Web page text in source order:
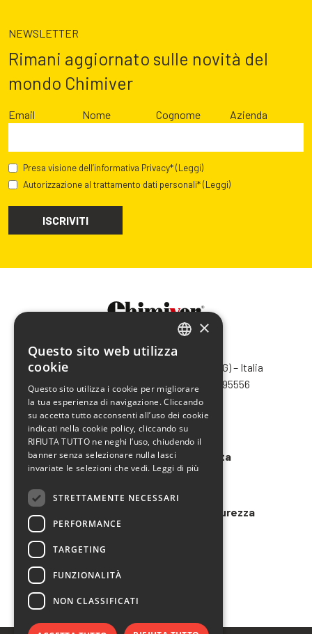
NEWSLETTER
Rimani aggiornato sulle novità del
mondo Chimiver
Email Nome Cognome Azienda
Presa visione dell’informativa Privacy*(Leggi)
Autorizzazione al trattamento dati personali*(Leggi)
CHIMIVER PANSERI S.p.A.
Via Bergamo, 1401 – 24030 Pontida (BG) – Italia
Tel.
+39 035 795031
– Fax +39 035 795556
info@chimiver.com
Faq
Condizioni generali di vendita
Modello 231 e Organigramma Sicurezza
FRENCH
SPANISH
×
Questo sito web utilizza
cookie
Questo sito utilizza i cookie per migliorare
la tua esperienza di navigazione. Cliccando
su accetta tutto acconsenti all’uso dei cookie
indicati nella cookie policy, cliccando su
RIFIUTA TUTTO ne neghi l’uso, chiudendo il
banner senza selezionare nulla lasci
invariate le selezioni che vedi. Leggi di più
STRETTAMENTE NECESSARI
PERFORMANCE
TARGETING
FUNZIONALITÀ
NON CLASSIFICATI